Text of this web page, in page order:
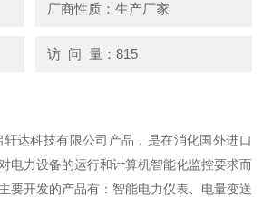
厂商性质：生产厂家
访 问 量：815
达科技有限公司产品，是在消化国外进口
电力设备的运行和计算机智能化监控要求而
要开发的产品有：智能电力仪表、电量变送